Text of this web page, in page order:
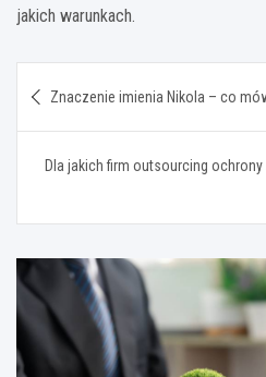
jakich warunkach.
wpisu
Znaczenie imienia Nikola – co
Dla jakich firm outsourcing